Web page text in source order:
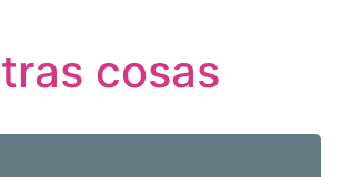
cosas